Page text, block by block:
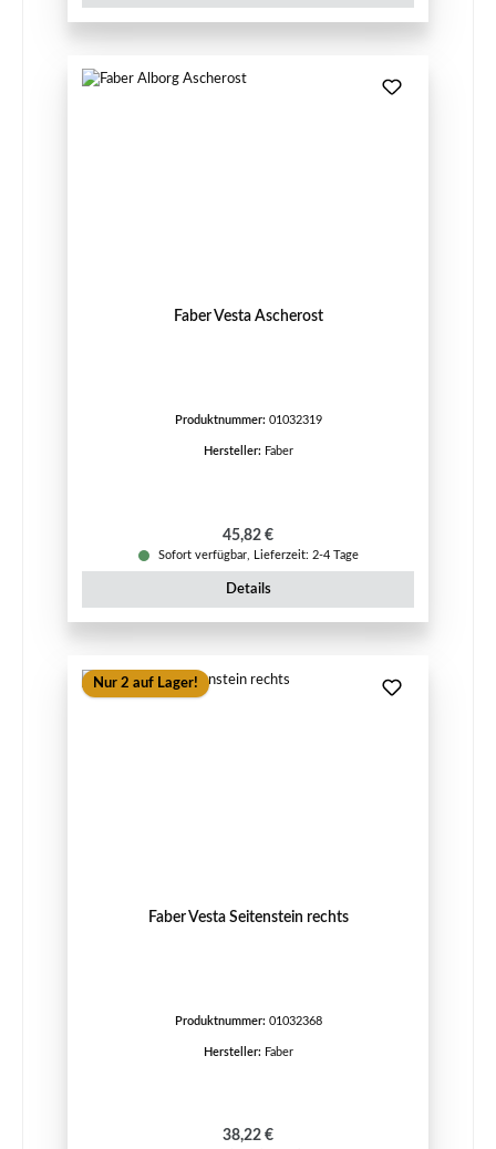
Faber Vesta Ascherost
Produktnummer: 01032319
Hersteller: Faber
Regulärer Preis:
45,82 €
Sofort verfügbar, Lieferzeit: 2-4 Tage
Details
Nur 2 auf Lager!
Faber Vesta Seitenstein rechts
Produktnummer: 01032368
Hersteller: Faber
Regulärer Preis:
38,22 €